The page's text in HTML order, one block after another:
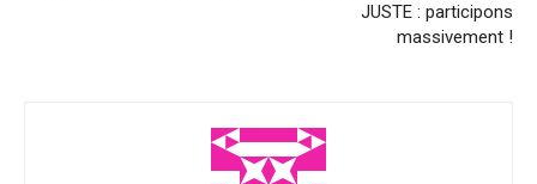
JUSTE : participons
massivement !